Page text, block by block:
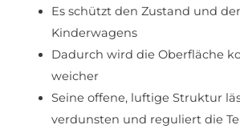
Es schützt den Zustand und
Kinderwagens
Dadurch wird die Oberfläche
weicher
Seine offene, luftige Struktur
verdunsten und reguliert die